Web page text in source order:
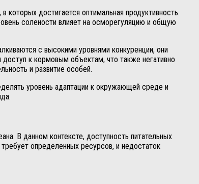
достигается оптимальная продуктивность.
солености влияет на осморегуляцию и общую
с высокими уровнями конкуренции, они
доступ к кормовым объектам, что также негативно
и развитие особей.
уровень адаптации к окружающей среде и
В данном контексте, доступность питательных
определенных ресурсов, и недостаток